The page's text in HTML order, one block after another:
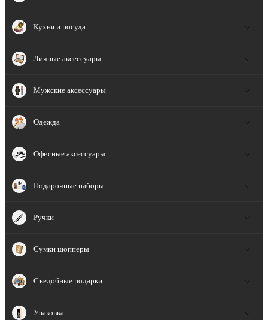
Кухня и посуда
Личные аксессуары
Мужские аксессуары
Одежда
Офисные аксессуары
Подарочные наборы
Ручки
Сумки шопперы
Съедобные подарки
Упаковка